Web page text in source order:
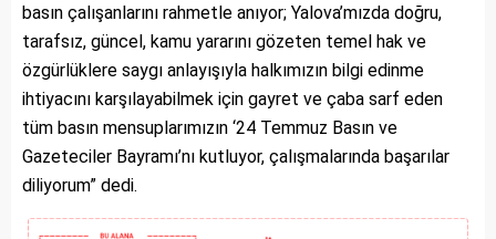
basın çalışanlarını rahmetle anıyor; Yalova’mızda doğru,
tarafsız, güncel, kamu yararını gözeten temel hak ve
özgürlüklere saygı anlayışıyla halkımızın bilgi edinme
ihtiyacını karşılayabilmek için gayret ve çaba sarf eden
tüm basın mensuplarımızın ‘24 Temmuz Basın ve
Gazeteciler Bayramı’nı kutluyor, çalışmalarında başarılar
diliyorum” dedi.